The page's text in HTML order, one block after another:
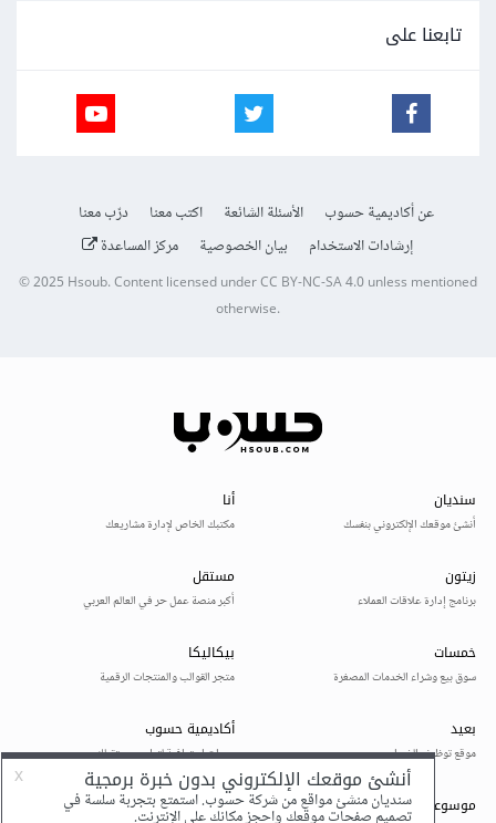
تابعنا على
عن أكاديمية حسوب الأسئلة الشائعة اكتب معنا
درّب معنا
إرشادات الاستخدام
بيان الخصوصية مركز المساعدة
© 2025Hsoub.Content licensed underCC BY-NC-SA 4.0unless mentioned
otherwise.